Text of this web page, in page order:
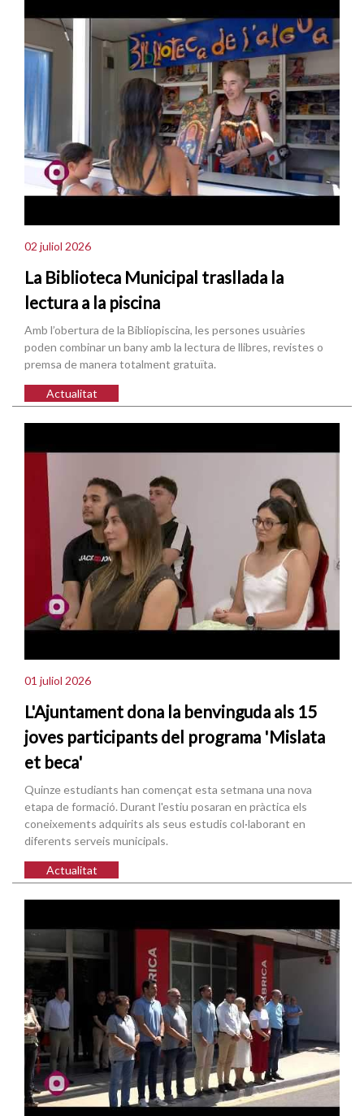
02 juliol 2026
La Biblioteca Municipal trasllada la
lectura a la piscina
Amb l’obertura de la Bibliopiscina, les persones usuàries
poden combinar un bany amb la lectura de llibres, revistes o
premsa de manera totalment gratuïta.
Actualitat
01 juliol 2026
L'Ajuntament dona la benvinguda als 15
joves participants del programa 'Mislata
et beca'
Quinze estudiants han començat esta setmana una nova
etapa de formació. Durant l'estiu posaran en pràctica els
coneixements adquirits als seus estudis col·laborant en
diferents serveis municipals.
Actualitat